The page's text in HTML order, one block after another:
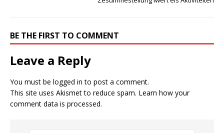
BE THE FIRST TO COMMENT
Leave a Reply
You must be logged in to post a comment.
This site uses Akismet to reduce spam. Learn how your
comment data is processed.